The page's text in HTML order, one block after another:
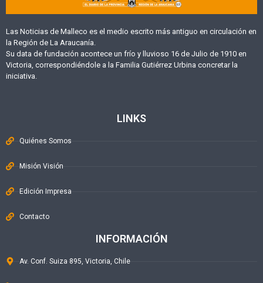
Las Noticias de Malleco es el medio escrito más antiguo en circulación en
la Región de La Araucanía.
Su data de fundación acontece un frío y lluvioso 16 de Julio de 1910 en
Victoria, correspondiéndole a la Familia Gutiérrez Urbina concretar la
iniciativa.
LINKS
Quiénes Somos
Misión Visión
Edición Impresa
Contacto
INFORMACIÓN
Av. Conf. Suiza 895, Victoria, Chile